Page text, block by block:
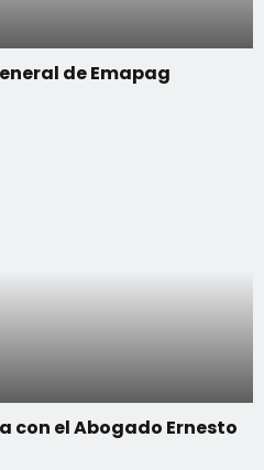
de Emapag
el Abogado Ernesto